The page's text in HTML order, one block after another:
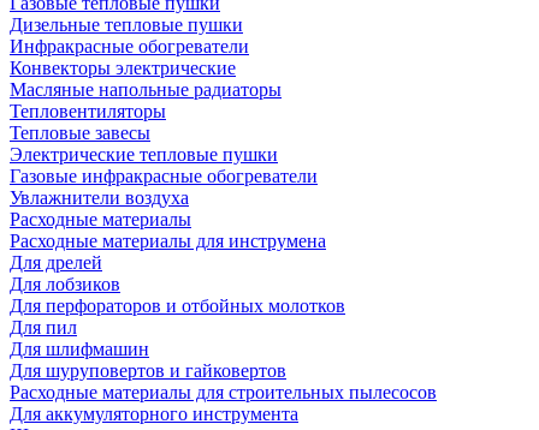
Дизельные тепловые пушки
Инфракрасные обогреватели
Конвекторы электрические
Масляные напольные радиаторы
Тепловентиляторы
Тепловые завесы
Электрические тепловые пушки
Газовые инфракрасные обогреватели
Увлажнители воздуха
Расходные материалы
Расходные материалы для инструмена
Для дрелей
Для лобзиков
Для перфораторов и отбойных молотков
Для пил
Для шлифмашин
Для шуруповертов и гайковертов
Расходные материалы для строительных пылесосов
Для аккумуляторного инструмента